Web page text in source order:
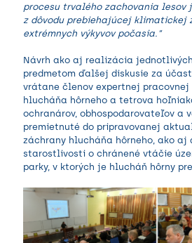
procesu trvalého zachovania lesov
z dôvodu prebiehajúcej klimatickej
extrémnych výkyvov počasia.“
Návrh ako aj realizácia
predmetom ďalšej diskusie za
vrátane členov expertnej pracovnej
hlucháňa hôrneho a tetrova
ochranárov, obhospodarovateľov a
premietnuté do pripravovanej
záchrany hlucháňa hôrneho, ako aj
starostlivosti o chránené vtáčie
parky, v ktorých je hlucháň hôrny